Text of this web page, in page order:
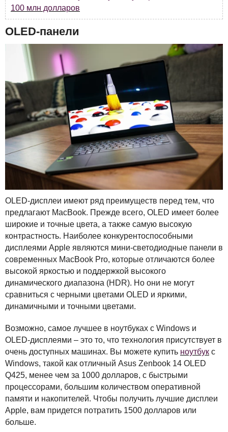
100 млн долларов
OLED-панели
OLED-дисплеи имеют ряд преимуществ перед тем, что
предлагают MacBook. Прежде всего, OLED имеет более
широкие и точные цвета, а также самую высокую
контрастность. Наиболее конкурентоспособными
дисплеями Apple являются мини-светодиодные панели в
современных MacBook Pro, которые отличаются более
высокой яркостью и поддержкой высокого
динамического диапазона (HDR). Но они не могут
сравниться с черными цветами OLED и яркими,
динамичными и точными цветами.
Возможно, самое лучшее в ноутбуках с Windows и
OLED-дисплеями – это то, что технология присутствует в
очень доступных машинах. Вы можете купить ноутбук с
Windows, такой как отличный Asus Zenbook 14 OLED
Q425, менее чем за 1000 долларов, с быстрыми
процессорами, большим количеством оперативной
памяти и накопителей. Чтобы получить лучшие дисплеи
Apple, вам придется потратить 1500 долларов или
больше.